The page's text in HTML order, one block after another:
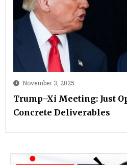
November 3, 2025
Trump–Xi Meeting: Just
Concrete Deliverables